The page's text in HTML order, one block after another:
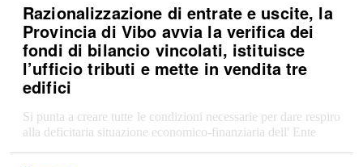
Razionalizzazione di entrate e uscite, la
Provincia di Vibo avvia la verifica dei
fondi di bilancio vincolati, istituisce
l’ufficio tributi e mette in vendita tre
edifici
Si punta a creare tutte le condizioni necessarie per dare respiro
alla deficitaria situazione economico-finanziaria dell' Ente